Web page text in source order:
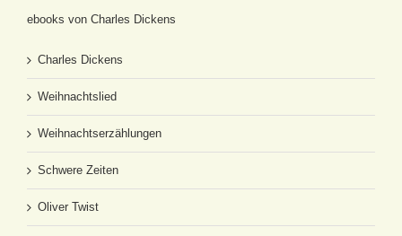
ebooks von Charles Dickens
Charles Dickens
Weihnachtslied
Weihnachtserzählungen
Schwere Zeiten
Oliver Twist